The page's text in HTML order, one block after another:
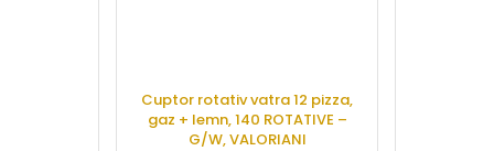
Cuptor rotativ vatra 12 pizza,
gaz + lemn, 140 ROTATIVE –
G/W, VALORIANI